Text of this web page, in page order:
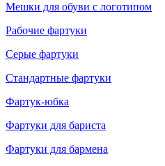
Мешки для обуви с логотипом
Рабочие фартуки
Серые фартуки
Стандартные фартуки
Фартук-юбка
Фартуки для бариста
Фартуки для бармена